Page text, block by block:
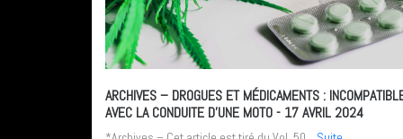
ARCHIVES – DROGUES ET MÉDICAMENTS :
AVEC LA CONDUITE D’UNE MOTO- 17 AVRIL 2024